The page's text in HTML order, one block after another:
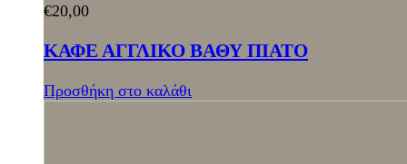
€20,00
ΚΑΦΕ ΑΓΓΛΙΚΟ ΒΑΘΥ ΠΙΑΤΟ
Προσθήκη στο καλάθι